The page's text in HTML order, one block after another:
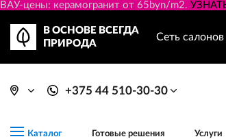
ВАУ-цены: керамогранит от 65byn/m2.
В ОСНОВЕ ВСЕГДА
ПРИРОДА
Сеть
+375 44 510-30-30
Каталог Готовые решения Услуги